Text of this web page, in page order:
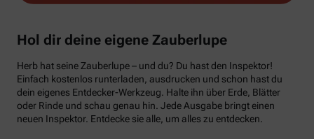
Hol dir deine eigene Zauberlupe
Herb hat seine Zauberlupe – und du? Du hast den Inspektor!
Einfach kostenlos runterladen, ausdrucken und schon hast du
dein eigenes Entdecker-Werkzeug. Halte ihn über Erde, Blätter
oder Rinde und schau genau hin. Jede Ausgabe bringt einen
neuen Inspektor. Entdecke sie alle, um alles zu entdecken.